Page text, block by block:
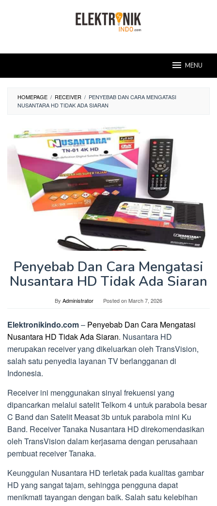
MENU
HOMEPAGE / RECEIVER / PENYEBAB DAN CARA MENGATASI
NUSANTARA HD TIDAK ADA SIARAN
Penyebab Dan Cara Mengatasi
Nusantara HD Tidak Ada Siaran
By Administrator Posted onMarch 7, 2026
Elektronikindo.com– Penyebab Dan Cara Mengatasi
Nusantara HD Tidak Ada Siaran. Nusantara HD
merupakan receiver yang dikeluarkan oleh TransVision,
salah satu penyedia layanan TV berlangganan di
Indonesia.
Receiver ini menggunakan sinyal frekuensi yang
dipancarkan melalui satelit Telkom 4 untuk parabola besar
C Band dan Satelit Measat 3b untuk parabola mini Ku
Band. Receiver Tanaka Nusantara HD direkomendasikan
oleh TransVision dalam kerjasama dengan perusahaan
pembuat receiver Tanaka.
Keunggulan Nusantara HD terletak pada kualitas gambar
HD yang sangat tajam, sehingga pengguna dapat
menikmati tayangan dengan baik. Salah satu kelebihan